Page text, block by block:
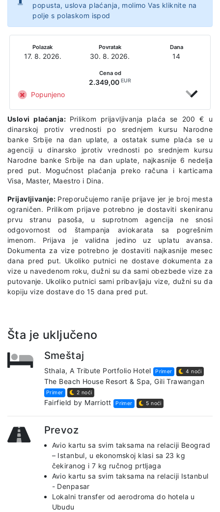
popusta, uslova plaćanja, molimo Vas kliknite na
polje s polaskom ispod
Polazak
17. 8. 2026.
Povratak
30. 8. 2026.
Dana
14
Popunjeno
Cena od
2.349,00 EUR
Uslovi plaćanja: Prilikom prijavljivanja plaća se 200 € u
dinarskoj protiv vrednosti po srednjem kursu Narodne
banke Srbije na dan uplate, a ostatak sume plaća se u
agenciji u dinarsko jprotiv vrednosti po srednjem kursu
Narodne banke Srbije na dan uplate, najkasnije 6 nedelja
pred put. Mogućnost plaćanja preko računa i karticama
Visa, Master, Maestro i Dina.
Prijavljivanje: Preporučujemo ranije prijave jer je broj mesta
ograničen. Prilikom prijave potrebno je dostaviti skeniranu
prvu stranu pasoša, u suprotnom agencija ne snosi
odgovornost od štampanja aviokarata sa pogrešnim
imenom. Prijava je validna jedino uz uplatu avansa.
Dokumenta za vize potrebno je dostaviti najkasnije mesec
dana pred put. Ukoliko putnici ne dostave dokumenta za
vize u navedenom roku, dužni su da sami obezbede vize za
putovanje. Ukoliko putnici sami pribavljaju vize, dužni su da
kopiju vize dostave do 15 dana pred put.
Šta je uključeno
Smeštaj
Sthala, A Tribute Portfolio Hotel Primer 4 noći
The Beach House Resort & Spa, Gili Trawangan
Primer 2 noći
Fairfield by Marriott Primer 5 noći
Prevoz
Avio kartu sa svim taksama na relaciji Beograd
– Istanbul, u ekonomskoj klasi sa 23 kg
čekiranog i 7 kg ručnog prtljaga
Avio kartu sa svim taksama na relaciji Istanbul
- Denpasar
Lokalni transfer od aerodroma do hotela u
Ubudu